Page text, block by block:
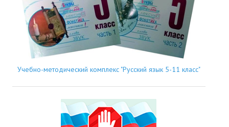
Учебно-методический комплекс "Русский язык 5-11 класс"